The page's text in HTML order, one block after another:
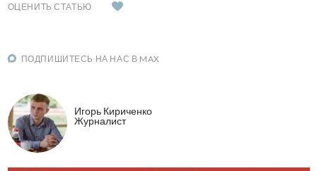
ОЦЕНИТЬ СТАТЬЮ
ПОДПИШИТЕСЬ НА НАС В MAX
Игорь Кириченко
Журналист